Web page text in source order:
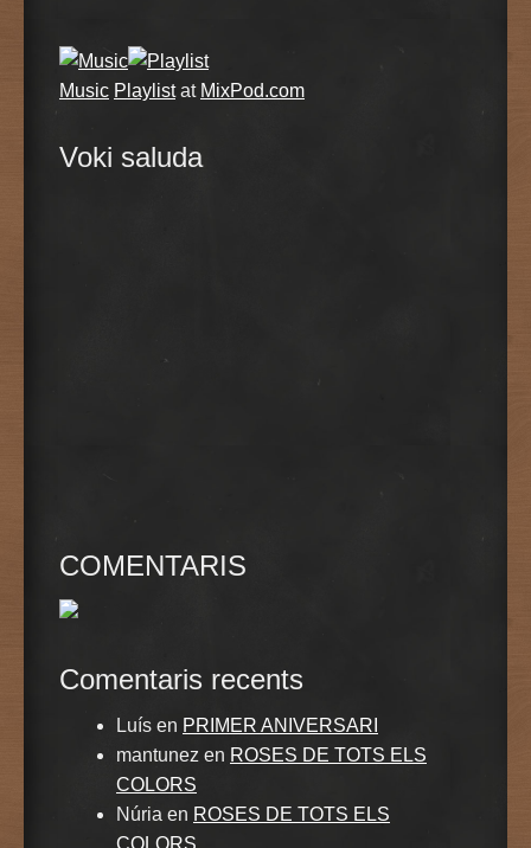
Music Playlistat MixPod.com
Voki saluda
COMENTARIS
Comentaris recents
Luís en PRIMER ANIVERSARI
mantunez en ROSES DE TOTS ELS
COLORS
Núria en ROSES DE TOTS ELS
COLORS